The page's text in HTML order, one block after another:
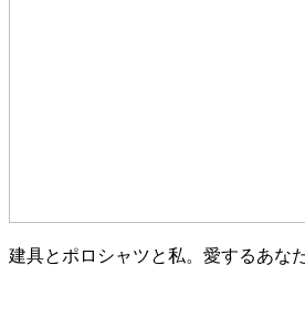
建具とポロシャツと私。愛するあな